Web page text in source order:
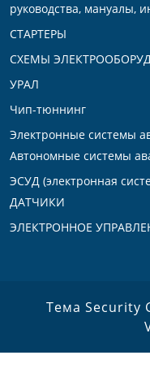
руководства, мануалы,
СТАРТЕРЫ
СХЕМЫ
УРАЛ
Чип-тюннинг
Электронные системы
Автономные системы
ЭСУД (электронная
ДАТЧИКИ
ЭЛЕКТРОННОЕ
Тема Security